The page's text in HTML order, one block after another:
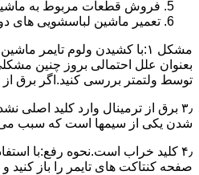
فروش قطعات مربوط به
تعمیر ماشین لباسشویی های
مشکل ۱:ﺑﺎ ﮐﺸﯿﺪن وﻟﻮم
ﺗﻮﺳﻂ ولتمتر بررسی ﮐﻨﯿﺪ.اﮔﺮ ﺑﺮق از
۳٫ ﺑﺮق از ﺗﺮﻣﯿﻨﺎل وارد ﮐﻠﯿﺪ
شدن ﯾﮑﯽ از سیمها است که سبب
۴٫ ﮐﻠﯿﺪ ﺧﺮاب اﺳﺖ.نحوه رفع:ﺑﺎ
ﺻﻔﺤﻪ ﮐﻨﺘﺎﮐﺖ ﻫﺎی ﺗﺎﯾﻤﺮ را باز کنید